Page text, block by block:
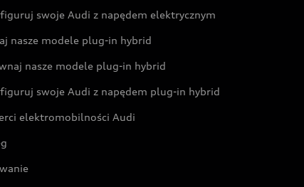
swoje Audi z napędem elektrycznym
nasze modele plug-in hybrid
nasze modele plug-in hybrid
swoje Audi z napędem plug-in hybrid
elektromobilności Audi